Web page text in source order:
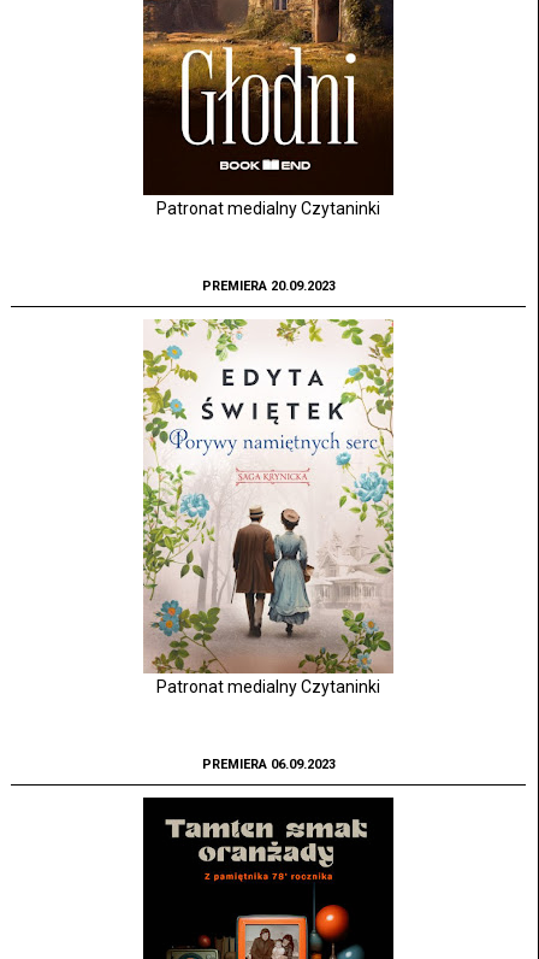
Patronat medialny Czytaninki
PREMIERA 20.09.2023
Patronat medialny Czytaninki
PREMIERA 06.09.2023